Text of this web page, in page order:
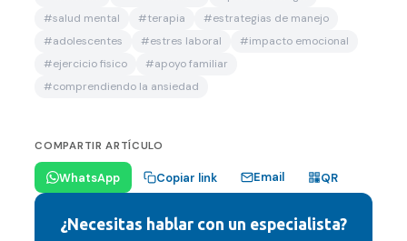
#salud mental #terapia #estrategias de manejo
#adolescentes #estres laboral #impacto emocional
#ejercicio fisico #apoyo familiar
#comprendiendo la ansiedad
COMPARTIR ARTÍCULO
WhatsApp Copiar link Email QR
¿Necesitas hablar con un especialista?